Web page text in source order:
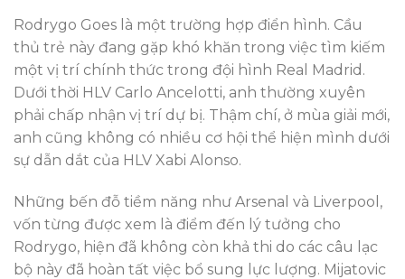
Rodrygo Goes là một trường hợp điển hình. Cầu
thủ trẻ này đang gặp khó khăn trong việc tìm kiếm
một vị trí chính thức trong đội hình Real Madrid.
Dưới thời HLV Carlo Ancelotti, anh thường xuyên
phải chấp nhận vị trí dự bị. Thậm chí, ở mùa giải mới,
anh cũng không có nhiều cơ hội thể hiện mình dưới
sự dẫn dắt của HLV Xabi Alonso.
Những bến đỗ tiềm năng như Arsenal và Liverpool,
vốn từng được xem là điểm đến lý tưởng cho
Rodrygo, hiện đã không còn khả thi do các câu lạc
bộ này đã hoàn tất việc bổ sung lực lượng. Mijatovic